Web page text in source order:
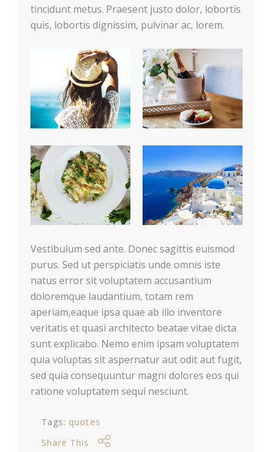
tincidunt metus. Praesent justo dolor, lobortis
quis, lobortis dignissim, pulvinar ac, lorem.
Vestibulum sed ante. Donec sagittis euismod
purus. Sed ut perspiciatis unde omnis iste
natus error sit voluptatem accusantium
doloremque laudantium, totam rem
aperiam,eaque ipsa quae ab illo inventore
veritatis et quasi architecto beatae vitae dicta
sunt explicabo. Nemo enim ipsam voluptatem
quia voluptas sit aspernatur aut odit aut fugit,
sed quia consequuntur magni dolores eos qui
ratione voluptatem sequi nesciunt.
Tags: quotes
Share This